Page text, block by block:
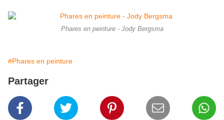
Phares en peinture - Jody Bergsma
#Phares en peinture
Partager